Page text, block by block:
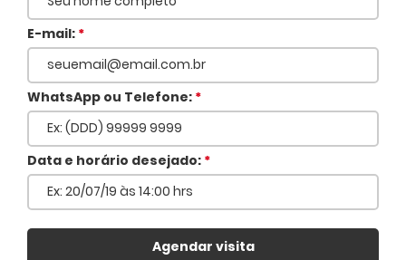
E-mail: *
WhatsApp ou Telefone: *
Data e horário desejado: *
Agendar visita
Voltar